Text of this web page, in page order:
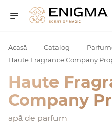
Acasă — Catalog —
Haute Fragrance Company
Haute
Company
apă de parfum